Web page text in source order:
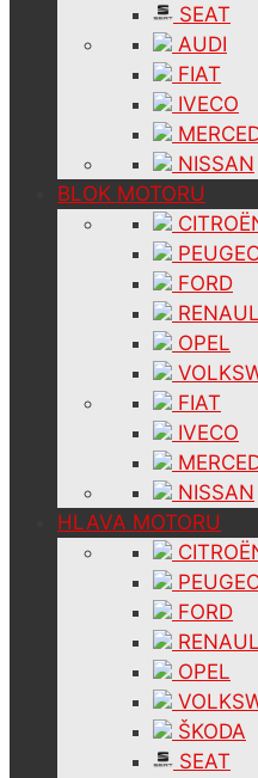
SEAT
AUDI
FIAT
IVECO
NISSAN
BLOK MOTORU
FORD
OPEL
FIAT
IVECO
NISSAN
HLAVA MOTORU
FORD
OPEL
ŠKODA
SEAT